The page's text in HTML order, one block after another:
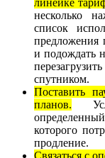
линейке
несколько
список
предложения
и подождать
спутником.
Поставить
планов.
которого
продление.